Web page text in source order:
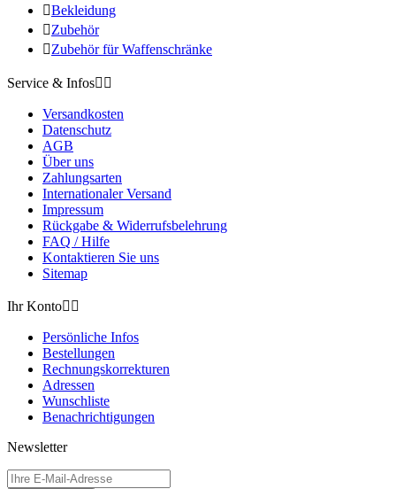
Bekleidung
Zubehör
Zubehör für Waffenschränke
Service & Infos 
Versandkosten
Datenschutz
AGB
Über uns
Zahlungsarten
Internationaler Versand
Impressum
Rückgabe & Widerrufsbelehrung
FAQ / Hilfe
Kontaktieren Sie uns
Sitemap
Ihr Konto 
Persönliche Infos
Bestellungen
Rechnungskorrekturen
Adressen
Wunschliste
Benachrichtigungen
Newsletter